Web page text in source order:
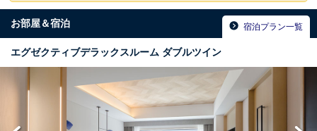
お部屋＆宿泊 宿泊プラン一覧
エグゼクティブデラックスルーム ダブルツイン